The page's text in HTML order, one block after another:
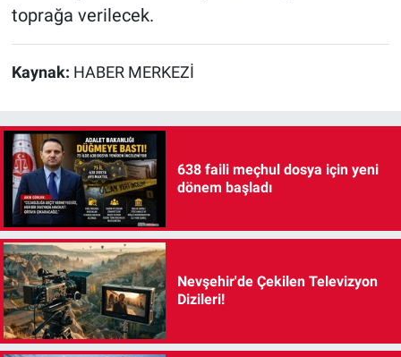
toprağa verilecek.
Kaynak: HABER MERKEZİ
638 faili meçhul dosya için yeni
dönem başladı
Nevşehir'de Çekilen Televizyon
Dizileri!